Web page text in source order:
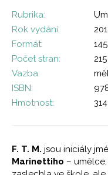
Rubrika:
Rok vydání:
Formát:
Počet stran:
215
Vazba:
ISBN:
Hmotnost:
F. T. M. jsou iniciály
Marinettiho –